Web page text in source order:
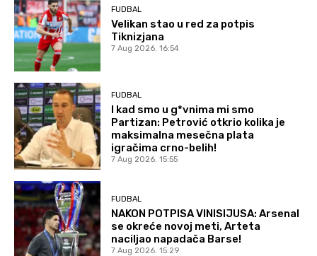
FUDBAL
Velikan stao u red za potpis
Tiknizjana
7 Aug 2026. 16:54
FUDBAL
I kad smo u g*vnima mi smo
Partizan: Petrović otkrio kolika je
maksimalna mesečna plata
igračima crno-belih!
7 Aug 2026. 15:55
FUDBAL
NAKON POTPISA VINISIJUSA: Arsenal
se okreće novoj meti, Arteta
naciljao napadača Barse!
7 Aug 2026. 15:29